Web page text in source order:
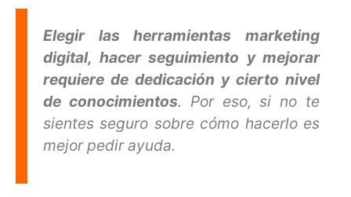
Elegir las herramientas marketing
digital, hacer seguimiento y mejorar
requiere de dedicación y cierto nivel
de conocimientos. Por eso, si no te
sientes seguro sobre cómo hacerlo es
mejor pedir ayuda.